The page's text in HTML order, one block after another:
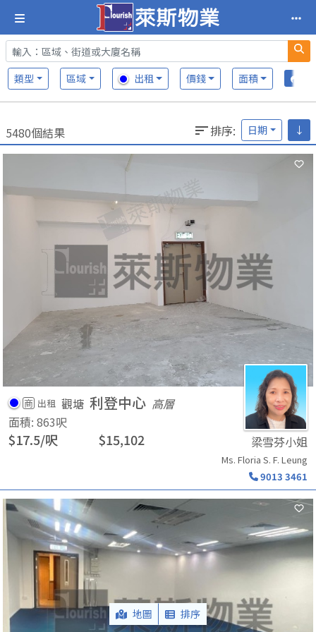
類型 區域 出租 價錢 面積
5480個結果 排序: 日期 ↓
商 出租 觀塘 利登中心 高層
面積: 863呎
$17.5/呎 $15,102 梁雪芬小姐
Ms. Floria S. F. Leung
9013 3461
地圖 排序